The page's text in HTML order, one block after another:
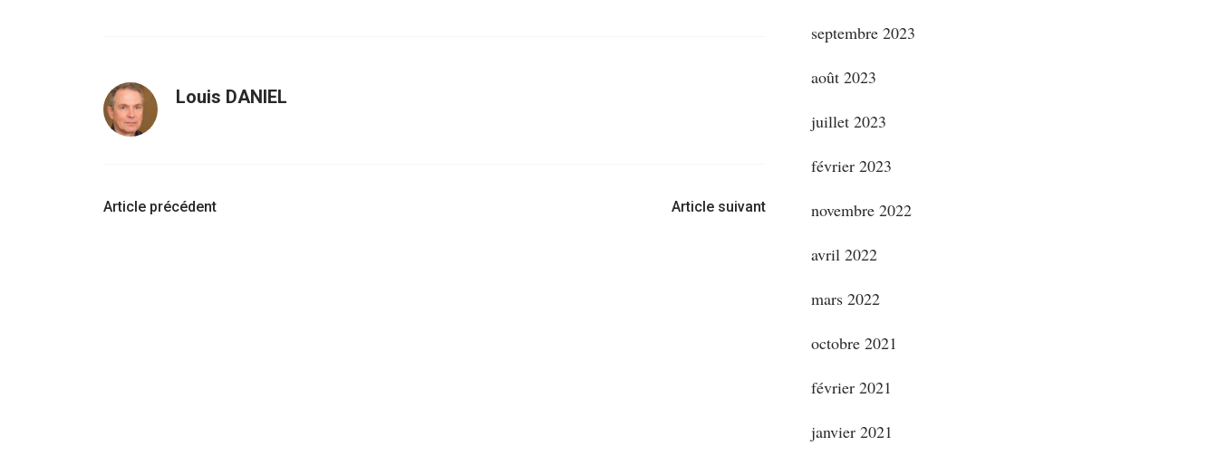
Louis DANIEL
Navigation
Article précédent Article suivant
septembre 2023
août 2023
juillet 2023
février 2023
novembre 2022
avril 2022
mars 2022
octobre 2021
février 2021
janvier 2021